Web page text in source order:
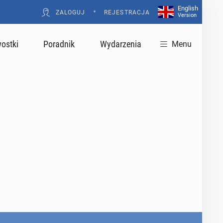
ZALOGUJ • REJESTRACJA
English
Version
Poradnik Wydarzenia Menu